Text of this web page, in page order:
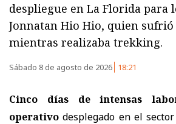
despliegue en La Florida para
Jonnatan Hio Hio, quien
mientras realizaba trekking.
Sábado 8 de agosto de 2026 18:21
Cinco días de intensas
operativo desplegado en el